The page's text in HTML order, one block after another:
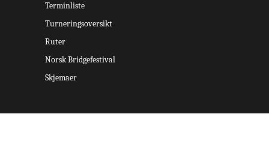
Terminliste
Turneringsoversikt
Ruter
Norsk Bridgefestival
Skjemaer